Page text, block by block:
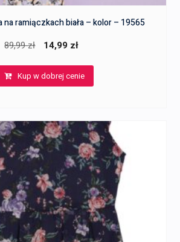
na ramiączkach biała – kolor – 19565
89,99zł
Pierwotna
wynosiła:
14,99 zł
wynosi:
Kup w dobrej cenie